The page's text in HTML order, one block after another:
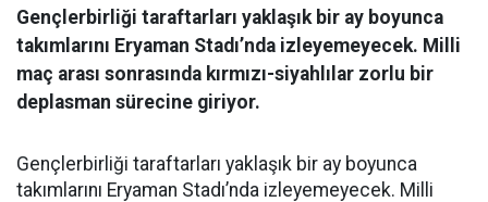
Gençlerbirliği taraftarları yaklaşık bir ay boyunca
takımlarını Eryaman Stadı’nda izleyemeyecek. Milli
maç arası sonrasında kırmızı-siyahlılar zorlu bir
deplasman sürecine giriyor.
Gençlerbirliği taraftarları yaklaşık bir ay boyunca
takımlarını Eryaman Stadı’nda izleyemeyecek. Milli